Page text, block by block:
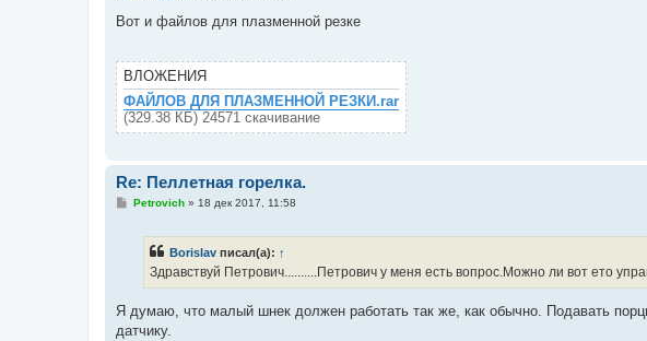
о
н
и
е
Вот и файлов для плазменной резке
ВЛОЖЕНИЯ
ФАЙЛОВ ДЛЯ ПЛАЗМЕННОЙ РЕЗКИ.rar
(329.38 КБ) 24571 скачивание
Re: Пеллетная горелка.
С
е
Petrovich» 18 дек 2017, 11:58
Borislav писал(а): ↑
Здравствуй Петрович..........Петрович у меня есть вопрос.Можно ли вот ето
Я думаю, что малый шнек должен работать так же, как обычно. Подавать
датчику.